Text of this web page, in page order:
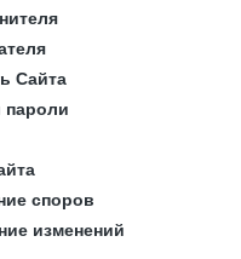
Сайта
споров
изменений